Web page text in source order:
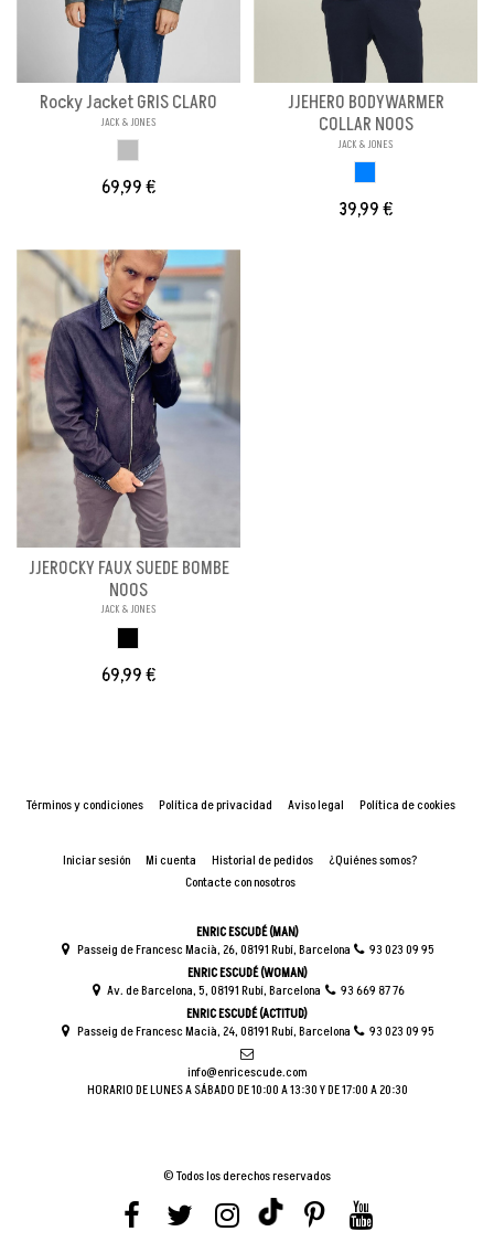
Rocky Jacket GRIS CLARO
JACK & JONES
69,99 €
JJEHERO BODYWARMER
COLLAR NOOS
JACK & JONES
39,99 €
JJEROCKY FAUX SUEDE BOMBE
NOOS
JACK & JONES
69,99 €
Términos y condiciones Política de privacidad Aviso legal Política de cookies
Iniciar sesión Mi cuenta Historial de pedidos
¿Quiénes somos?
Contacte con nosotros
ENRIC ESCUDÉ (MAN)
Passeig de Francesc Macià, 26, 08191 Rubí, Barcelona
93 023 09 95
ENRIC ESCUDÉ (WOMAN)
Av. de Barcelona, 5, 08191 Rubí, Barcelona
93 669 87 76
ENRIC ESCUDÉ (ACTITUD)
Passeig de Francesc Macià, 24, 08191 Rubí, Barcelona
93 023 09 95
info@enricescude.com
HORARIO DE LUNES A SÁBADO DE 10:00 A 13:30 Y DE 17:00 A 20:30
© Todos los derechos reservados